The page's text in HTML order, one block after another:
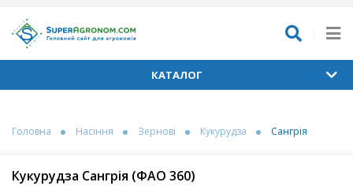
КАТАЛОГ
Головна Насіння Зернові Кукурудза Сангрія
Кукурудза Сангрія (ФАО 360)